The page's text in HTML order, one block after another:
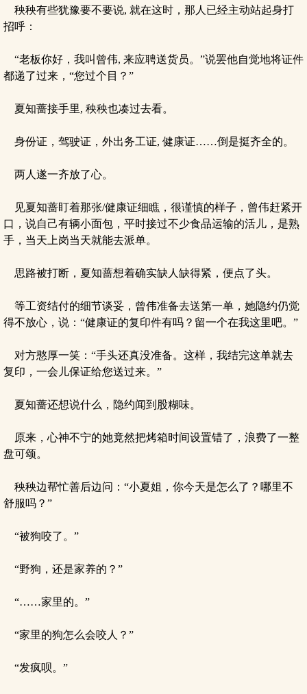
秧秧有些犹豫要不要说, 就在这时，那人已经主动站起身打
招呼：
“老板你好，我叫曾伟, 来应聘送货员。”说罢他自觉地将证件
都递了过来，“您过个目？”
夏知蔷接手里, 秧秧也凑过去看。
身份证，驾驶证，外出务工证, 健康证……倒是挺齐全的。
两人遂一齐放了心。
见夏知蔷盯着那张/健康证细瞧，很谨慎的样子，曾伟赶紧开
口，说自己有辆小面包，平时接过不少食品运输的活儿，是熟
手，当天上岗当天就能去派单。
思路被打断，夏知蔷想着确实缺人缺得紧，便点了头。
等工资结付的细节谈妥，曾伟准备去送第一单，她隐约仍觉
得不放心，说：“健康证的复印件有吗？留一个在我这里吧。”
对方憨厚一笑：“手头还真没准备。这样，我结完这单就去
复印，一会儿保证给您送过来。”
夏知蔷还想说什么，隐约闻到股糊味。
原来，心神不宁的她竟然把烤箱时间设置错了，浪费了一整
盘可颂。
秧秧边帮忙善后边问：“小夏姐，你今天是怎么了？哪里不
舒服吗？”
“被狗咬了。”
“野狗，还是家养的？”
“……家里的。”
“家里的狗怎么会咬人？”
“发疯呗。”